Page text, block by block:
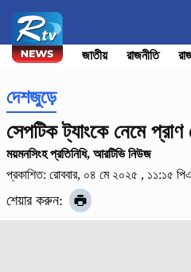
জাতীয় রাজনীতি
দেশজুড়ে
সেপটিক ট্যাংকে নেমে প্রাণ
ময়মনসিংহ প্রতিনিধি, আরটিভি নিউজ
প্রকাশিত: রোববার, ০৪ মে ২০২৫ , ১১:১৫
শেয়ার করুন: